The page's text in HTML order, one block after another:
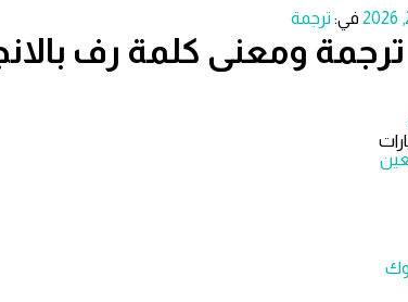
في: ترجمة
ومعنى كلمة رف